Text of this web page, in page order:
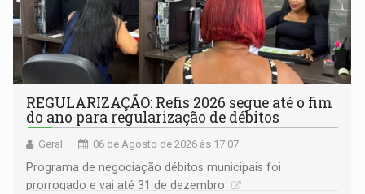
REGULARIZAÇÃO: Refis 2026 segue até o fim
do ano para regularização de débitos
Geral 06 de Agosto de 2026 às 17:07
Programa de negociação débitos municipais foi
prorrogado e vai até 31 de dezembro